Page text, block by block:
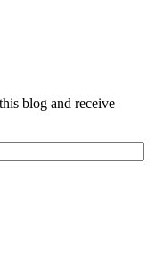
blog and receive